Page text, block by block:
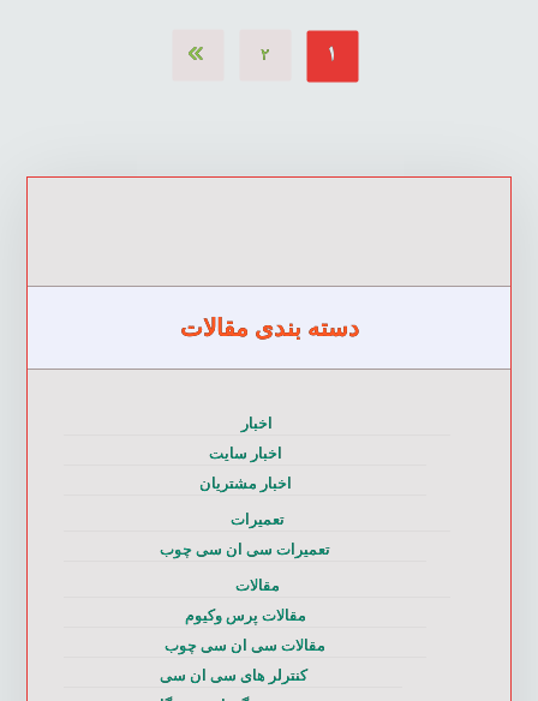
۱ ۲
دسته بندی مقالات
اخبار
اخبار سایت
اخبار مشتریان
تعمیرات
تعمیرات سی ان سی چوب
مقالات
مقالات پرس وکیوم
مقالات سی ان سی چوب
کنترلر های سی ان سی